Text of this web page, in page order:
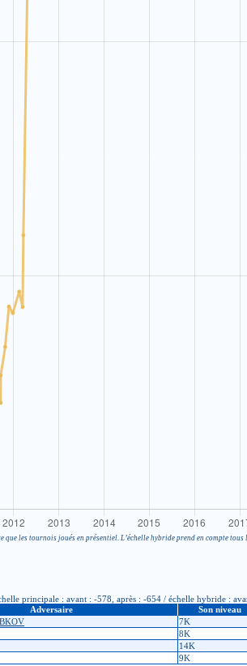
les tournois joués en présentiel. L’échelle hybride prend en compte
principale : avant : -578, après : -654 / échelle hybride :
Adversaire Son niveau
7K
8K
14K
9K